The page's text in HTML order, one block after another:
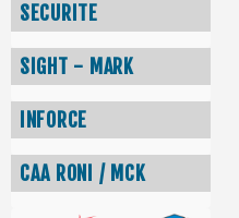
SECURITE
SIGHT - MARK
INFORCE
CAA RONI / MCK